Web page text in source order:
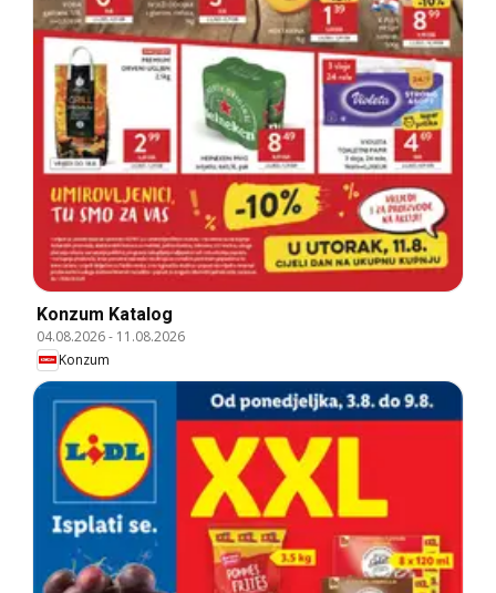
Konzum Katalog
04.08.2026- 11.08.2026
Konzum